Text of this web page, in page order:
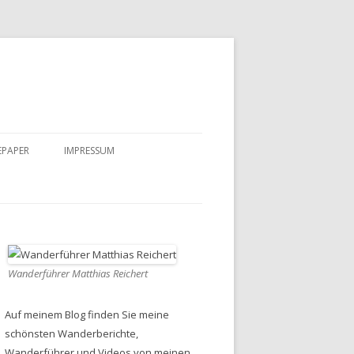
IMPRESSUM
Wanderführer Matthias Reichert
Auf meinem Blog finden Sie meine
schönsten Wanderberichte,